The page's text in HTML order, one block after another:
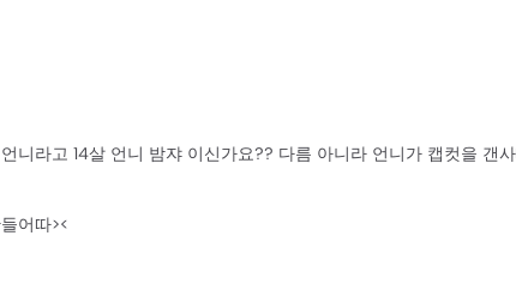
니라고 14살 언니 밤쟈 이신가요?? 다름 아니라 언니가 캡컷을 갠
어따><